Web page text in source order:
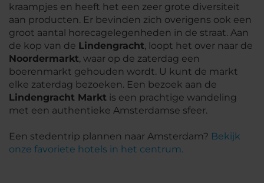
kraampjes en heeft het een zeer grote diversiteit
aan producten. Er bevinden zich overigens ook een
groot aantal horecagelegenheden in de straat. Aan
de kop van de Lindengracht, loopt het over naar de
Noordermarkt, waar op de zaterdag een
boerenmarkt gehouden wordt. U kunt de markt
elke zaterdag bezoeken. Een bezoek aan de
Lindengracht Markt is een prachtige wandeling
met een authentieke Amsterdamse sfeer.
Een stedentrip plannen naar Amsterdam? Bekijk
onze favoriete hotels in het centrum.